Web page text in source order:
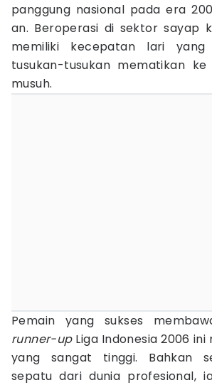
panggung nasional pada era
an. Beroperasi di sektor sayap
memiliki kecepatan lari
tusukan-tusukan mematikan
musuh.
Pemain yang sukses
runner-upLiga Indonesia 2006 ini
yang sangat tinggi. Bahkan
sepatu dari dunia profesional,